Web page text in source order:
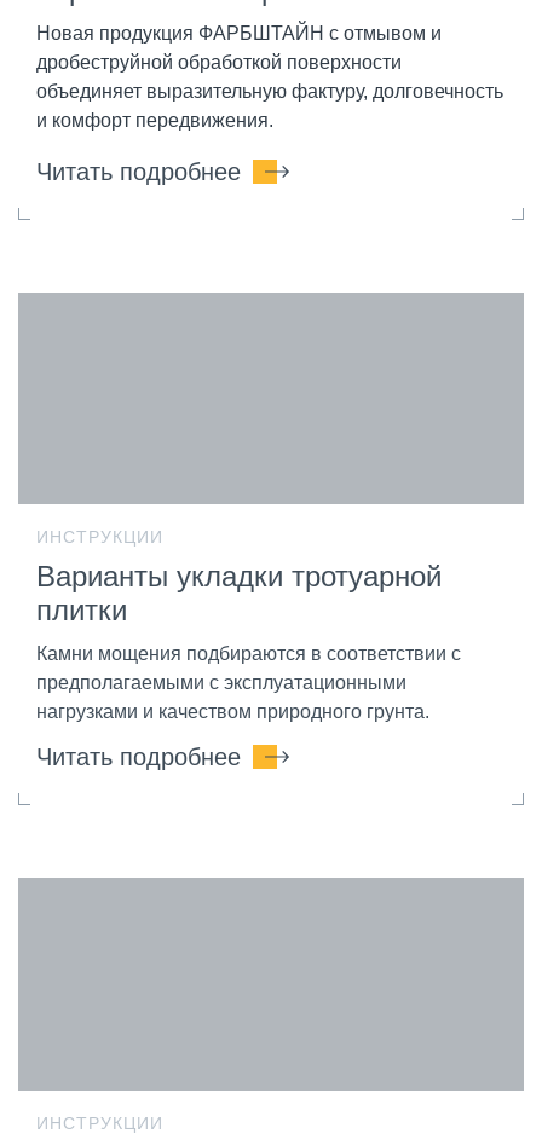
Новая продукция ФАРБШТАЙН с отмывом и
дробеструйной обработкой поверхности
объединяет выразительную фактуру, долговечность
и комфорт передвижения.
Читать подробнее
ИНСТРУКЦИИ
Варианты укладки тротуарной
плитки
Камни мощения подбираются в соответствии с
предполагаемыми с эксплуатационными
нагрузками и качеством природного грунта.
Читать подробнее
ИНСТРУКЦИИ